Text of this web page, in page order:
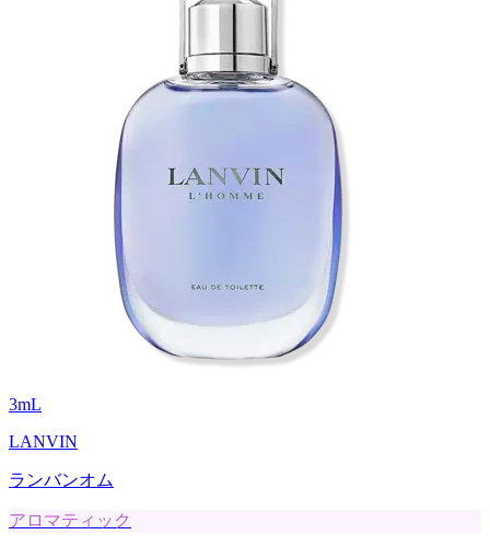
3mL
LANVIN
ランバンオム
アロマティック